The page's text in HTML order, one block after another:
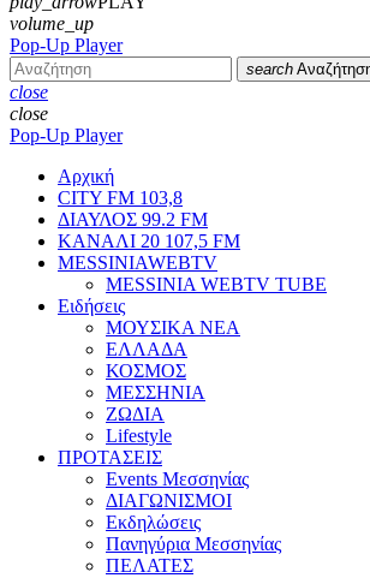
volume_up
Pop-Up Player
search
close
close
Pop-Up Player
Αρχική
CITY FM 103,8
ΔΙΑΥΛΟΣ 99.2 FM
ΚΑΝΑΛΙ 20 107,5 FM
MESSINIAWEBTV
MESSINIA WEBTV TUBE
Eιδήσεις
ΜΟΥΣΙΚΑ ΝΕΑ
ΕΛΛΑΔΑ
ΚΟΣΜΟΣ
ΜΕΣΣΗΝΙΑ
ΖΩΔΙΑ
Lifestyle
ΠΡΟΤΑΣΕΙΣ
Events Μεσσηνίας
ΔΙΑΓΩΝΙΣΜΟΙ
Εκδηλώσεις
Πανηγύρια Μεσσηνίας
ΠΕΛΑΤΕΣ